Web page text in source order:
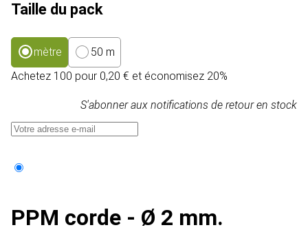
Taille du pack
mètre
50 m
Achetez 100 pour 0,20 € et économisez 20%
S'abonner aux notifications de retour en stock
PPM corde - Ø 2 mm.